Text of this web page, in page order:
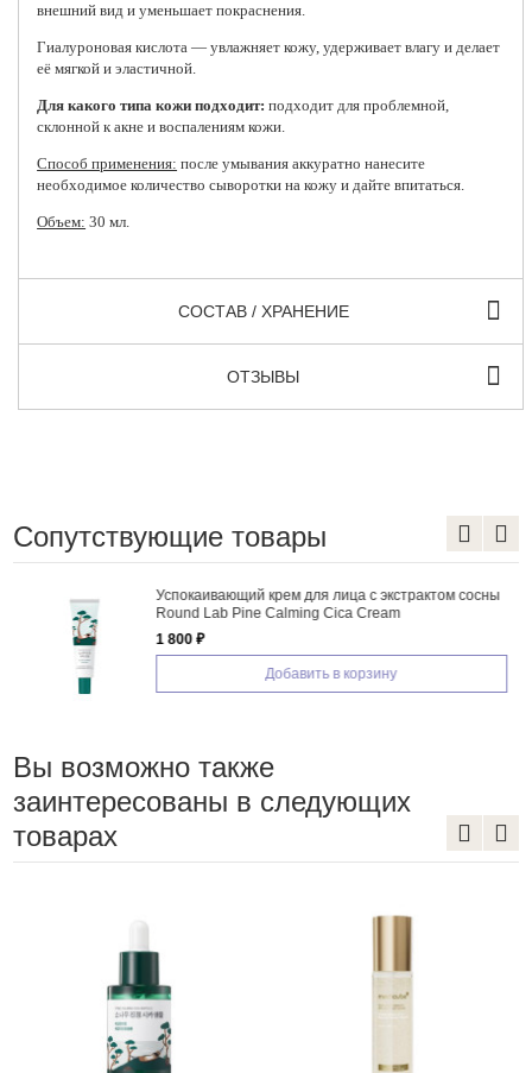
внешний вид и уменьшает покраснения.
Гиалуроновая кислота — увлажняет кожу, удерживает влагу и делает
её мягкой и эластичной.
Для какого типа кожи подходит: подходит для проблемной,
склонной к акне и воспалениям кожи.
Способ применения: после умывания аккуратно нанесите
необходимое количество сыворотки на кожу и дайте впитаться.
Объем: 30 мл.
СОСТАВ / ХРАНЕНИЕ
ОТЗЫВЫ
Сопутствующие товары
Успокаивающий крем для лица с экстрактом сосны
Round Lab Pine Calming Cica Cream
1 800 ₽
Добавить в корзину
Вы возможно также
заинтересованы в следующих
товарах